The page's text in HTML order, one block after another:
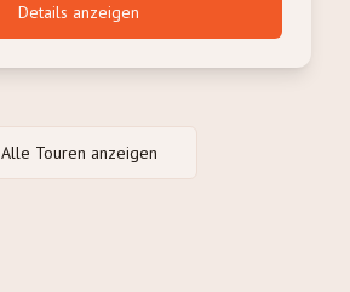
Details anzeigen
Alle Touren anzeigen